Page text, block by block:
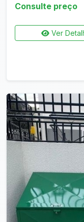
Consulte preço
Ver